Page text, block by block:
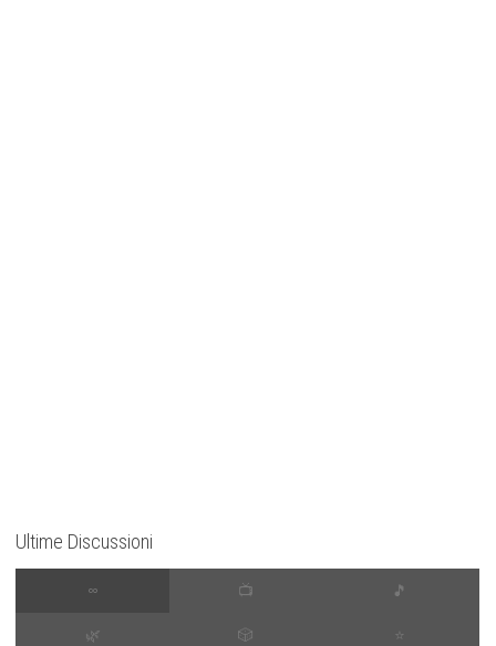
Ultime Discussioni
∞ 📺 🎵
🌿 🎲 ⭐️